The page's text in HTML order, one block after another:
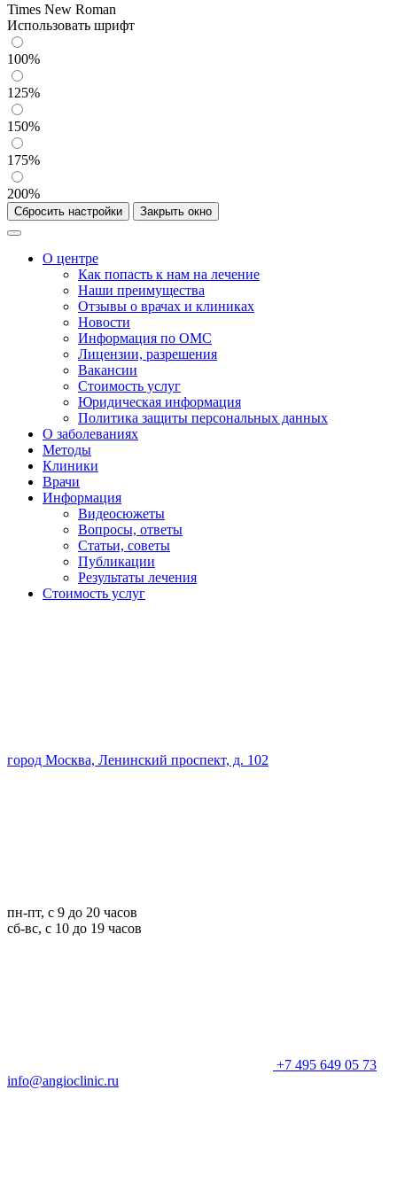
Times New Roman
Использовать шрифт
100%
125%
150%
175%
200%
Сбросить настройки Закрыть окно
О центре
Как попасть к нам на лечение
Наши преимущества
Отзывы о врачах и клиниках
Новости
Информация по ОМС
Лицензии, разрешения
Вакансии
Стоимость услуг
Юридическая информация
Политика защиты персональных данных
О заболеваниях
Методы
Клиники
Врачи
Информация
Видеосюжеты
Вопросы, ответы
Статьи, советы
Публикации
Результаты лечения
Стоимость услуг
город Москва, Ленинский проспект, д. 102
пн-пт, с 9 до 20 часов
сб-вс, с 10 до 19 часов
+7 495 649 05 73
info@angioclinic.ru